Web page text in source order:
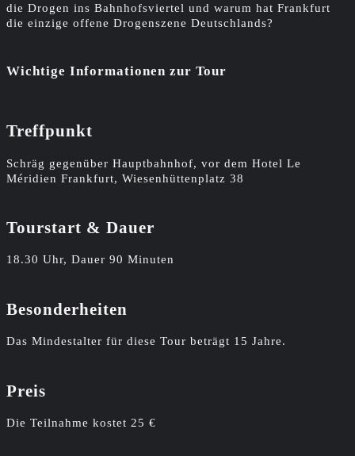
die Drogen ins Bahnhofsviertel und warum hat Frankfurt
die einzige offene Drogenszene Deutschlands?
Wichtige Informationen zur Tour
Treffpunkt
Schräg gegenüber Hauptbahnhof, vor dem Hotel Le
Méridien Frankfurt, Wiesenhüttenplatz 38
Tourstart & Dauer
18.30 Uhr, Dauer 90 Minuten
Besonderheiten
Das Mindestalter für diese Tour beträgt 15 Jahre.
Preis
Die Teilnahme kostet 25 €